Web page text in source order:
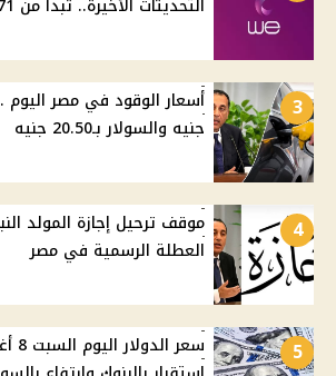
3
جنيه والسولار بـ20.50 جنيه
4
العطلة الرسمية في مصر
5